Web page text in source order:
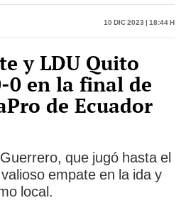
10 Dic 2023 | 18:44 h
y LDU Quito
0 en la final de
de Ecuador
que jugó hasta el
empate en la ida y
local.